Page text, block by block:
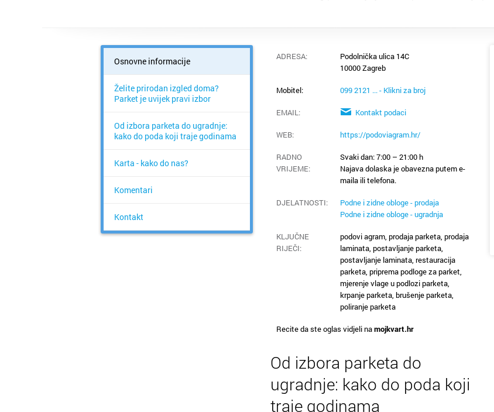
Osnovne informacije
Želite prirodan izgled doma?
Parket je uvijek pravi izbor
Od izbora parketa do ugradnje:
kako do poda koji traje godinama
Karta - kako do nas?
Komentari
Kontakt
ADRESA:
Podolnička ulica 14C
10000 Zagreb
Mobitel: 099 2121 ... - Klikni za broj
EMAIL: Kontakt podaci
WEB: https://podoviagram.hr/
RADNO
VRIJEME:
Svaki dan: 7:00 – 21:00 h
Najava dolaska je obavezna putem e-
maila ili telefona.
DJELATNOSTI:
Podne i zidne obloge - prodaja
Podne i zidne obloge - ugradnja
KLJUČNE
RIJEČI:
podovi agram, prodaja parketa, prodaja
laminata, postavljanje parketa,
postavljanje laminata, restauracija
parketa, priprema podloge za parket,
mjerenje vlage u podlozi parketa,
krpanje parketa, brušenje parketa,
poliranje parketa
Recite da ste oglas vidjeli namojkvart.hr
Od izbora parketa do
ugradnje: kako do poda koji
traje godinama